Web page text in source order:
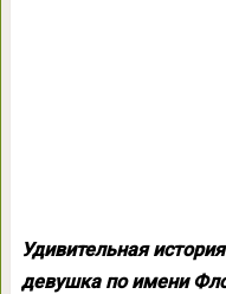
Удивительная
девушка по имени